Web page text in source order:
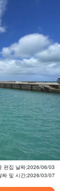
편집 날짜;2026/06/03
짜 및 시간;2026/03/07